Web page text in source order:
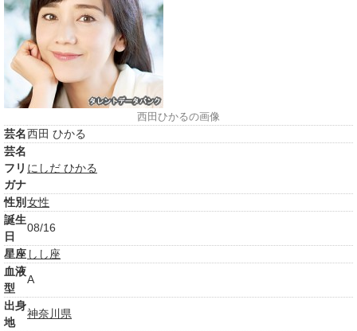
西田ひかるの画像
芸名西田 ひかる
芸名
フリ
ガナ
にしだ ひかる
性別 女性
誕生
日
08/16
星座 しし座
血液
型
A
出身
地
神奈川県